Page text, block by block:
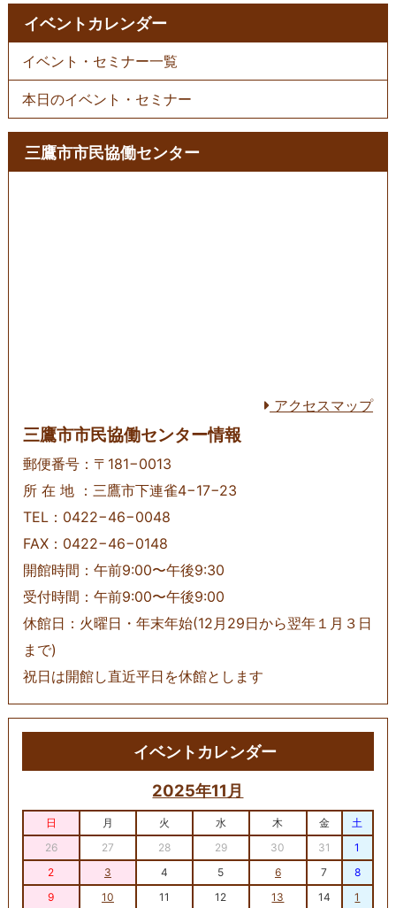
イベントカレンダー
イベント・セミナー一覧
本日のイベント・セミナー
三鷹市市民協働センター
アクセスマップ
三鷹市市民協働センター情報
郵便番号：〒181−0013
所 在 地 ：三鷹市下連雀4−17−23
TEL：0422−46−0048
FAX：0422−46−0148
開館時間：午前9:00〜午後9:30
受付時間：午前9:00〜午後9:00
休館日：火曜日・年末年始(12月29日から翌年１月３日
まで)
祝日は開館し直近平日を休館とします
イベントカレンダー
2025年11月
日 月 火 水 木 金
土
26
27 28 29 30 31
1
2
3 4 5 6 7
8
9
10 11 12 13 14
1